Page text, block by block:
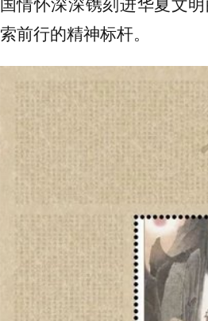
国情怀深深镌刻进华夏文
索前行的精神标杆。